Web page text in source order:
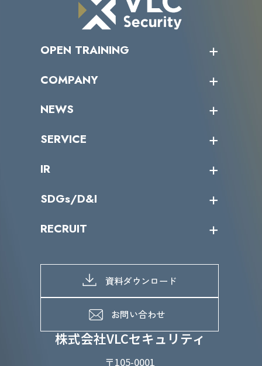
株式会社VLCセキュリティ
〒105-0001
OPEN TRAINING
受講者の声
COMPANY
トップメッセージ
ミッション／ビジョン
パートナー企業一覧
NEWS
サイバーニュース
SERVICE
カテゴリー別サービス一覧
IR
IRカレンダー
IRライブラリー
よくあるご質問
SDGs/D&I
当グループのマテリアリティ
SDGs推進体制
D&Iの取り組み
RECRUIT
募集職種一覧
メッセージ
メンバーインタビュー
資料ダウンロード
お問い合わせ